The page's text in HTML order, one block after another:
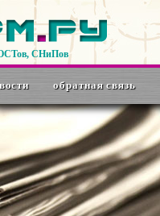
СНиПов
обратная связь